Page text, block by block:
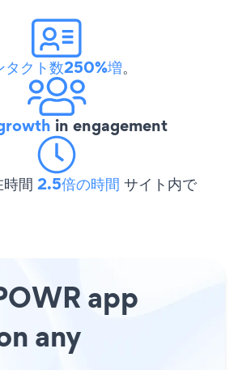
タクト数250%増。
in engagement
間 2.5倍の時間 サイト内で
app
any